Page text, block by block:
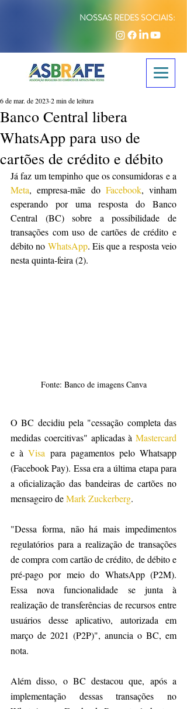
NOSSAS REDES SOCIAIS:
Banco Central libera
WhatsApp para uso de
cartões de crédito e débito
6 de mar. de 2023 2 min de leitura
Meta, empresa-mãe do Facebook, vinham
esperando por uma resposta do Banco
Central (BC) sobre a possibilidade de
transações com uso de cartões de crédito e
débito no WhatsApp. Eis que a resposta veio
nesta quinta-feira (2).
Fonte: Banco de imagens Canva
O BC decidiu pela "cessação completa das
medidas coercitivas" aplicadas à Mastercard
e à Visa para pagamentos pelo Whatsapp
(Facebook Pay). Essa era a última etapa para
a oficialização das bandeiras de cartões no
mensageiro de Mark Zuckerberg.
"Dessa forma, não há mais impedimentos
regulatórios para a realização de transações
de compra com cartão de crédito, de débito e
pré-pago por meio do WhatsApp (P2M).
Essa nova funcionalidade se junta à
realização de transferências de recursos entre
usuários desse aplicativo, autorizada em
março de 2021 (P2P)", anuncia o BC, em
nota.
Além disso, o BC destacou que, após a
implementação dessas transações no